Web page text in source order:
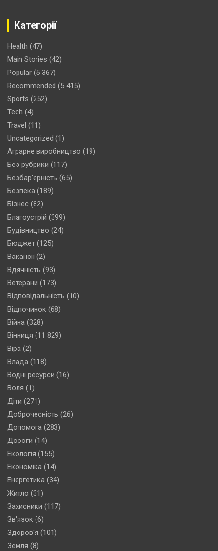
Категорії
Health (47)
Main Stories (42)
Popular (5 367)
Recommended (5 415)
Sports (252)
Tech (4)
Travel (11)
Uncategorized (1)
Аграрне виробництво (19)
Без рубрики (117)
Безбар'єрність (65)
Безпека (189)
Бізнес (82)
Благоустрій (399)
Будівництво (24)
Бюджет (125)
Вакансії (2)
Вдячність (93)
Ветерани (173)
Відповідальність (10)
Відпочинок (68)
Війна (328)
Вінниця (11 829)
Віра (2)
Влада (118)
Водні ресурси (16)
Воля (1)
Діти (271)
Доброчесність (26)
Допомога (283)
Дороги (14)
Екологія (155)
Економіка (14)
Енергетика (34)
Житло (31)
Захисники (117)
Зв'язок (6)
Здоров'я (101)
Земля (8)